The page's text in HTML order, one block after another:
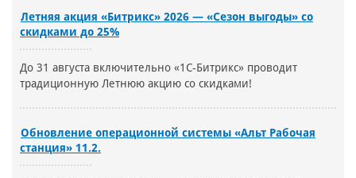
Летняя акция «Битрикс» 2026 — «Сезон выгоды» со
скидками до 25%
До 31 августа включительно «1С-Битрикс» проводит
традиционную Летнюю акцию со скидками!
Обновление операционной системы «Альт Рабочая
станция» 11.2.